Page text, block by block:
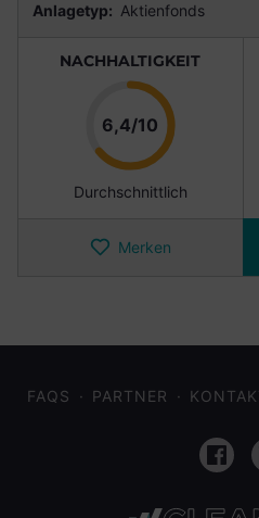
Anlagetyp: Aktienfonds
NACHHALTIGKEIT
6,4/10 Punkte
Durchschnittlich
Merken
FAQS PARTNER